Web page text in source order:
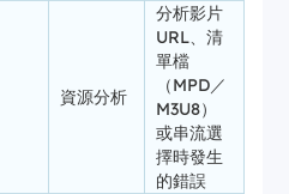
資源分析
分析影片
URL、清
單檔
（MPD／
M3U8）
或串流選
擇時發生
的錯誤